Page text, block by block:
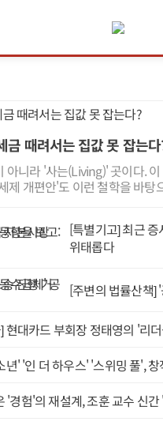
금 때려서는 집값 못 잡는
니라 '사는(Living)' 곳이다.
제 개편안'도 이런 철학을 바
니라 실거주 기간을 기준으
야 세금을 깎아주겠다는 것이
적 목표를 이번 부동산 세제
겠다는 생각은 아니라는 점
뿐이다. 당연히 정부에서도 세
치의 영역이 맡을 수밖에 없
욕망과 욕망이 부딪히는 우리
누군가는 집값이 떨어져 제
런 모두의 욕망이 조화를 이
[특별기고] 최근
위태롭다
[주변의 법률산책]
현대카드 부회장 정태영의 '리
년' '인 더 하우스' '스위밍 풀',
'경험'의 재설계, 조훈 교수 신